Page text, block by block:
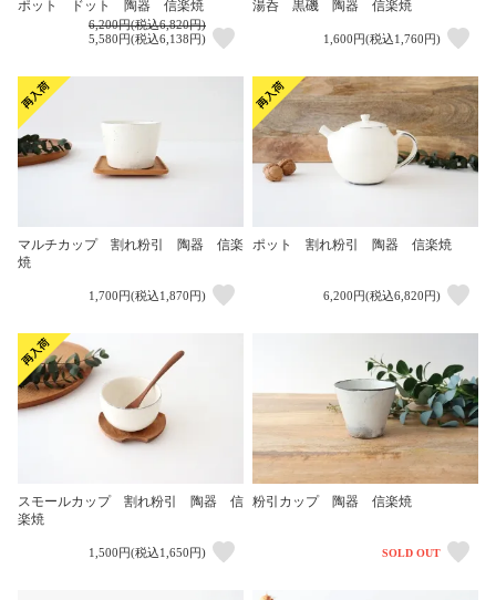
ポット ドット 陶器 信楽焼
6,200円(税込6,820円)
5,580円(税込6,138円)
湯呑 黒磯 陶器 信楽焼
1,600円(税込1,760円)
マルチカップ 割れ粉引 陶器 信楽
焼
1,700円(税込1,870円)
ポット 割れ粉引 陶器 信楽焼
6,200円(税込6,820円)
スモールカップ 割れ粉引 陶器 信
楽焼
1,500円(税込1,650円)
粉引カップ 陶器 信楽焼
SOLD OUT